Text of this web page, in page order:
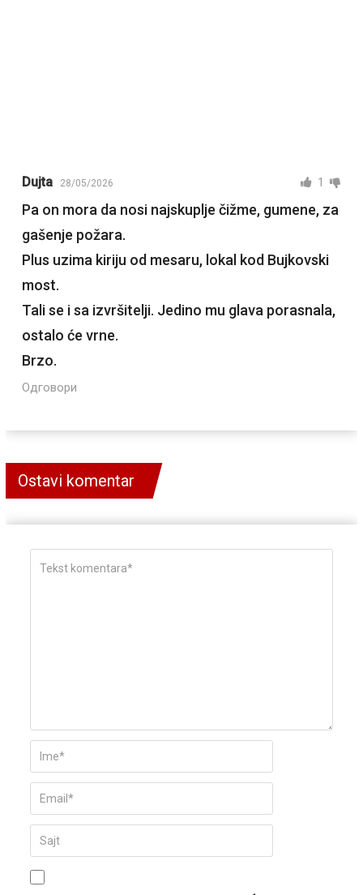
Dujta 28/05/2026 1
Pa on mora da nosi najskuplje čižme, gumene, za
gašenje požara.
Plus uzima kiriju od mesaru, lokal kod Bujkovski
most.
Tali se i sa izvršitelji. Jedino mu glava porasnala,
ostalo će vrne.
Brzo.
Одговори
Ostavi komentar